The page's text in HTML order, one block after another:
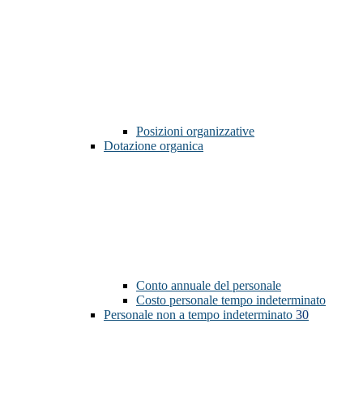
Posizioni organizzative
Dotazione organica
Conto annuale del personale
Costo personale tempo indeterminato
Personale non a tempo indeterminato 30